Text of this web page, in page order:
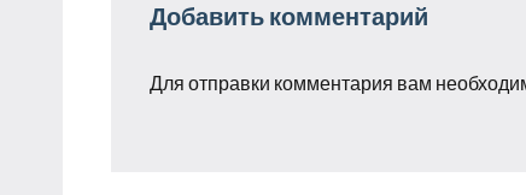
Добавить комментарий
Для отправки комментария вам